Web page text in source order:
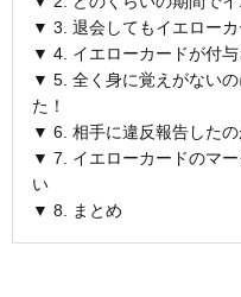
▼ 3. 退会してもイエロー
▼ 4. イエローカードが付
▼ 5. 全く身に覚えがない
た！
▼ 6. 相手に違反報告した
▼ 7. イエローカードのマ
い
▼ 8. まとめ